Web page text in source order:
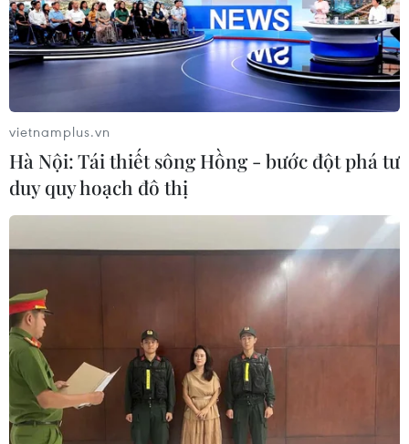
không thể ứng cử trong cuộc bầu cử tới.
Tổng thống lâm thời tại Bolivia ký ban
hành luật tổ chức tổng tuyển cử
25/11/2019 00:49
Tổng thống lâm thời tự xưng của Bolivia Jeanine Áñez
vietnamplus.vn
Hà Nội: Tái thiết sông Hồng - bước đột phá tư
duy quy hoạch đô thị